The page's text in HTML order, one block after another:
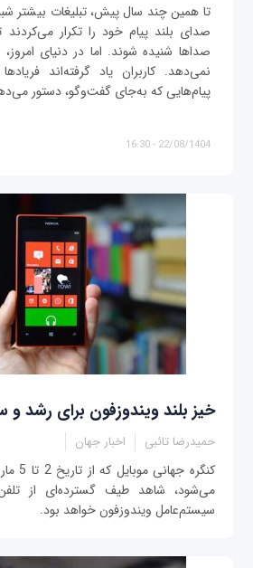
تا همین چند سال پیش، تبلیغات بیشتر
صدای بلند پیام خود را تکرار می‌کردند
صداها شنیده شوند. اما در دنیای
نمی‌دهد. کاربران یاد گرفته‌اند
پیام‌هایی که به‌جای گفت‌وگو، دستور
22/08/1404 - 16:30
خیز بلند ویندوزفون برای رشد و
حمیدرضا تائبی اخبار جهان
می‌شود، شاهد طیف گسترده‌ای از
سیستم‌عامل ویندوزفون خواهد بود.